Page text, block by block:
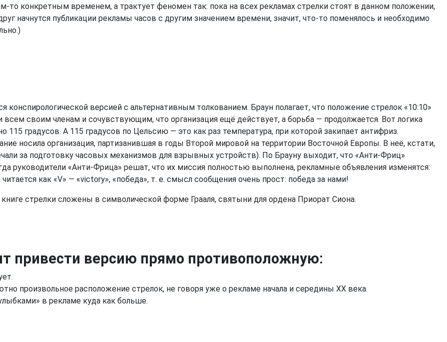
то конкретным временем, а трактует феномен так: пока на всех рекламах стрелки стоят в данном положении,
начнутся публикации рекламы часов с другим значением времени, значит, что-то поменялось и необходимо
конспирологической версией с альтернативным толкованием. Браун полагает, что положение стрелок «10:10»
своим членам и сочувствующим, что организация ещё действует, а борьба — продолжается. Вот логика
115 градусов. А 115 градусов по Цельсию — это как раз температура, при которой закипает антифриз.
носила организация, партизанившая в годы Второй мировой на территории Восточной Европы. В неё, кстати,
за подготовку часовых механизмов для взрывных устройств). По Брауну выходит, что «Анти-Фриц»
руководители «Анти-Фрица» решат, что их миссия полностью выполнена, рекламные объявления изменятся:
как «V» — «victory», «победа», т. е. смысл сообщения очень прост: победа за нами!
стрелки сложены в символической форме Грааля, святыни для ордена Приорат Сиона.
привести версию прямо противоположную:
произвольное расположение стрелок, не говоря уже о рекламе начала и середины ХХ века.
в рекламе куда как больше.